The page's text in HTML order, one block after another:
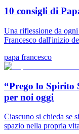
10 consigli di
Una riflessione da
Francesco dall'inizio
papa francesco
“Prego lo Spirito
per noi oggi
Ciascuno si chieda se
spazio nella propria vita